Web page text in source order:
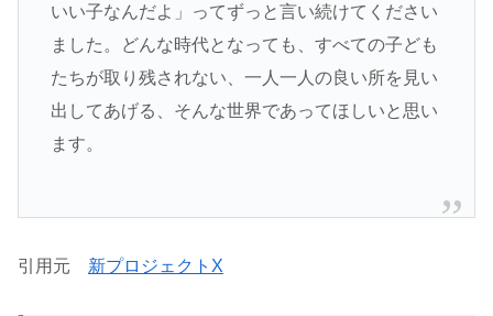
いい子なんだよ」ってずっと言い続けてください
ました。どんな時代となっても、すべての子ども
たちが取り残されない、一人一人の良い所を見い
出してあげる、そんな世界であってほしいと思い
ます。
引用元 新プロジェクトX